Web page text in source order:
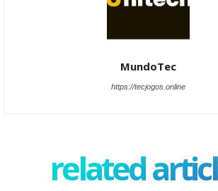
MundoTec
https://tecjogos.online
related